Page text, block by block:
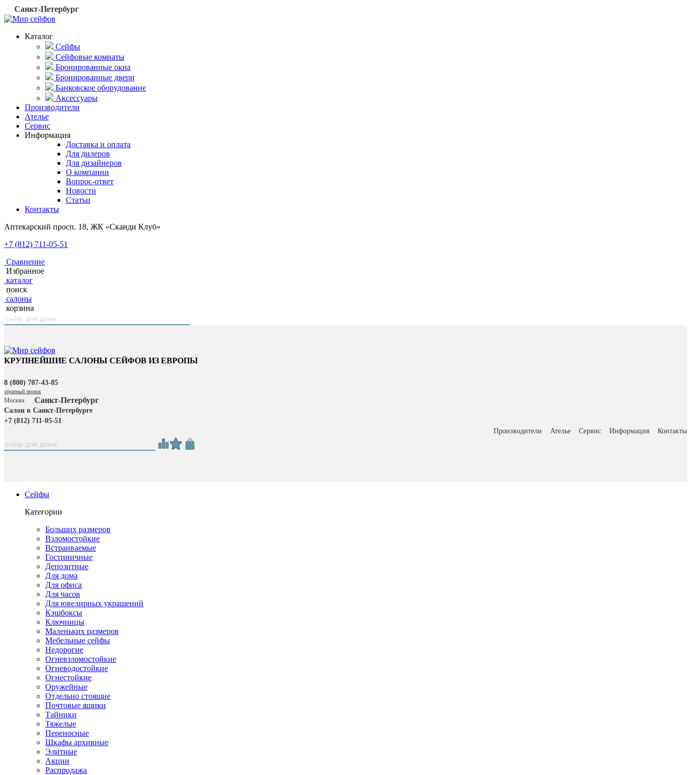
Санкт-Петербург
Каталог
Сейфы
Сейфовые комнаты
Бронированные окна
Бронированные двери
Банковское оборудование
Аксессуары
Производители
Ателье
Сервис
Информация
Доставка и оплата
Для дилеров
Для дизайнеров
О компании
Вопрос-ответ
Новости
Статьи
Контакты
Аптекарский просп. 18, ЖК «Сканди Клуб»
+7 (812) 711-05-51
Сравнение
Избранное
каталог
поиск
салоны
корзина
КРУПНЕЙШИЕ САЛОНЫ СЕЙФОВ ИЗ ЕВРОПЫ
8 (800) 707-43-85
обратный звонок
Москва Санкт-Петербург
Салон в Санкт-Петербурге
+7 (812) 711-05-51
Производители
Ателье Сервис Информация Контакты
Сейфы
Категории
Больших размеров
Взломостойкие
Встраиваемые
Гостиничные
Депозитные
Для дома
Для офиса
Для часов
Для ювелирных украшений
Кэшбоксы
Ключницы
Маленьких размеров
Мебельные сейфы
Недорогие
Огневзломостойкие
Огневодостойкие
Огнестойкие
Оружейные
Отдельно стоящие
Почтовые ящики
Тайники
Тяжелые
Переносные
Шкафы архивные
Элитные
Акции
Распродажа